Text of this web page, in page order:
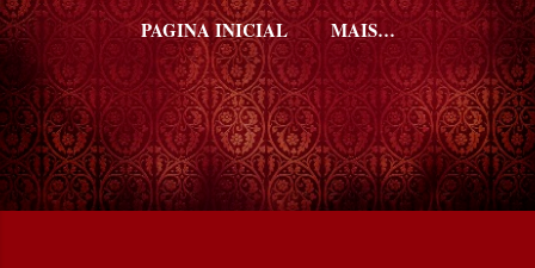
PAGINA INICIAL
MAIS…
CURSOS HA VAGAS MOC